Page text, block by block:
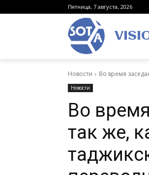
Пятница, 7 августа, 2026
Новости Во время
Новости
Во
так же,